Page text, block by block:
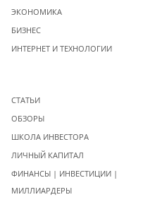
ЭКОНОМИКА
БИЗНЕС
ИНТЕРНЕТ И ТЕХНОЛОГИИ
СТАТЬИ
ОБЗОРЫ
ШКОЛА ИНВЕСТОРА
ЛИЧНЫЙ КАПИТАЛ
ФИНАНСЫ | ИНВЕСТИЦИИ |
МИЛЛИАРДЕРЫ